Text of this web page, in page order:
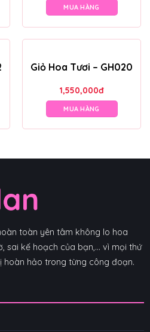
MUA HÀNG
Giỏ Hoa Tươi – GH020
1,550,000đ
MUA HÀNG
toàn yên tâm không lo hoa
sai kế hoạch của bạn,... vì mọi thứ
hoàn hảo trong từng công đoạn.